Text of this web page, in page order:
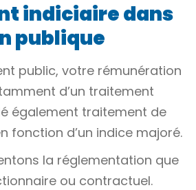
indiciaire dans
publique
public, votre rémunération
d’un traitement
également traitement de
fonction d’un indice majoré.
la réglementation que
ou contractuel.